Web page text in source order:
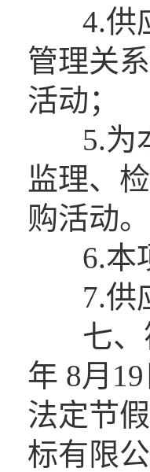
4.供应
管理关
活动；
5.为本
监理、
购活动。
6.本项
7.供应
七、符
年 8月
法定节
标有限